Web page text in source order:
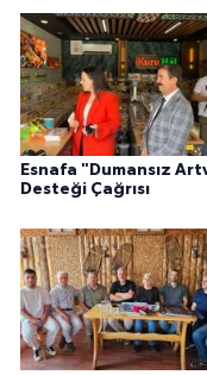
Esnafa "Dumansız
Desteği Çağrısı